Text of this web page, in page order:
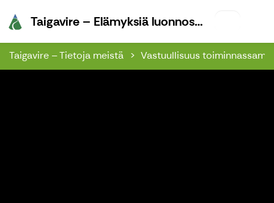
Taigavire – Elämyksiä luonnossa
Taigavire – Tietoja meistä Vastuullisuus